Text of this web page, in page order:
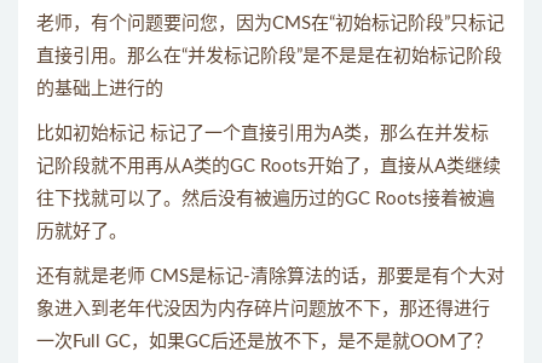
老师，有个问题要问您，因为CMS在“初始标记阶段”只标记
直接引用。那么在“并发标记阶段”是不是是在初始标记阶段
的基础上进行的
比如初始标记 标记了一个直接引用为A类，那么在并发标
记阶段就不用再从A类的GC Roots开始了，直接从A类继续
往下找就可以了。然后没有被遍历过的GC Roots接着被遍
历就好了。
还有就是老师 CMS是标记-清除算法的话，那要是有个大对
象进入到老年代没因为内存碎片问题放不下，那还得进行
一次Full GC，如果GC后还是放不下，是不是就OOM了？